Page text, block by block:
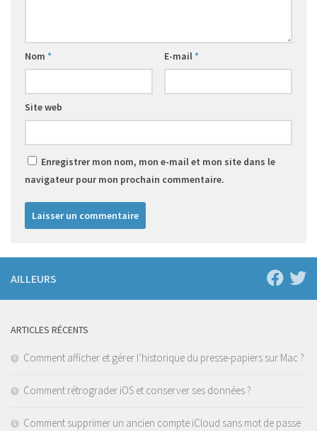
Nom * E-mail*
Site web
Enregistrer mon nom, mon e-mail et mon site dans le
navigateur pour mon prochain commentaire.
AILLEURS
ARTICLES RÉCENTS
Comment afficher et gérer l’historique du presse-papiers sur Mac ?
Comment rétrograder iOS et conserver ses données ?
Comment supprimer un ancien compte iCloud sans mot de passe